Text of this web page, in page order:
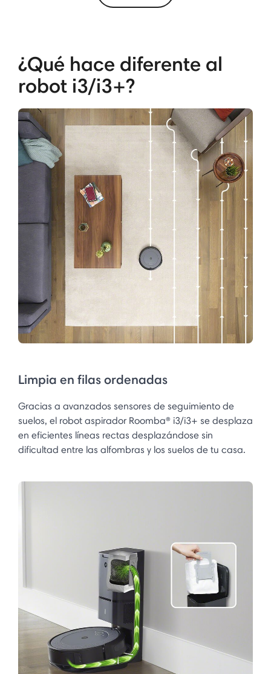
¿Qué hace diferente al
robot i3/i3+?
Limpia en filas ordenadas
Gracias a avanzados sensores de seguimiento de
suelos, el robot aspirador Roomba® i3/i3+ se desplaza
en eficientes líneas rectas desplazándose sin
dificultad entre las alfombras y los suelos de tu casa.